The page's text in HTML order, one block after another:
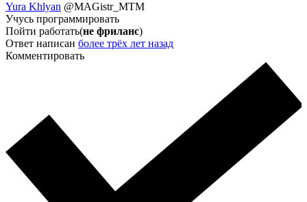
Yura Khlyan @MAGistr_MTM
Учусь программировать
Пойти работать(не фриланс)
Ответ написан более трёх лет назад
Комментировать